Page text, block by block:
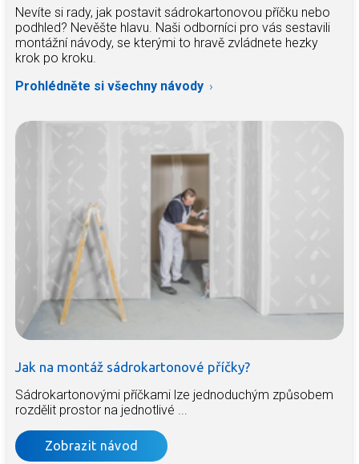
Nevíte si rady, jak postavit sádrokartonovou příčku nebo
podhled? Nevěšte hlavu. Naši odborníci pro vás sestavili
montážní návody, se kterými to hravě zvládnete hezky
krok po kroku.
Prohlédněte si všechny návody
Jak na montáž sádrokartonové příčky?
Sádrokartonovými příčkami lze jednoduchým způsobem
rozdělit prostor na jednotlivé ...
Zobrazit návod